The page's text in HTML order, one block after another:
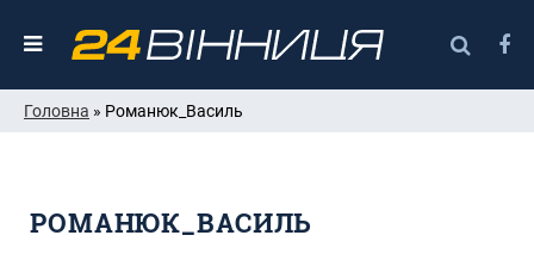
Головна » Романюк_Василь
РОМАНЮК_ВАСИЛЬ